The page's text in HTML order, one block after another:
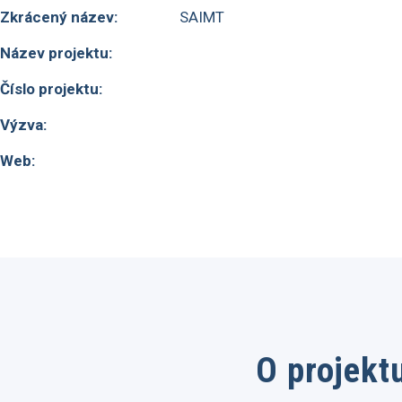
Zkrácený název:
SAIMT
Název projektu:
Číslo projektu:
Výzva:
Web:
O